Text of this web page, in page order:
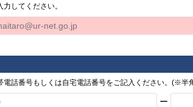
してください。
電話番号もしくは自宅電話番号をご記入ください。(※半
ー